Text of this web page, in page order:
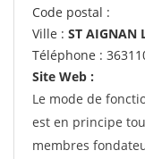
Code postal :
Ville : ST AIGNAN
Téléphone :
Site Web :
Le mode de
est en principe
membres